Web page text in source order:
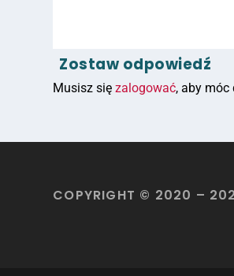
Zostaw odpowiedź
Musisz sięzalogować, aby móc
COPYRIGHT © 2020 –